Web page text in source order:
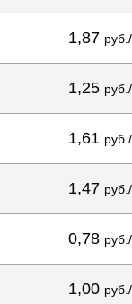
1,87
1,25
1,61
1,47
0,78
1,00